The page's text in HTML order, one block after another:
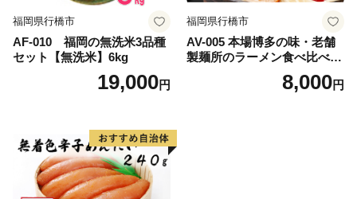
福岡県行橋市
AF-010 福岡の無洗米3品種
セット【無洗米】6kg
19,000円
福岡県行橋市
AV-005 本場博多の味・老舗
製麺所のラーメン食べ比べセ
ット（２種類×各１０食）
8,000円